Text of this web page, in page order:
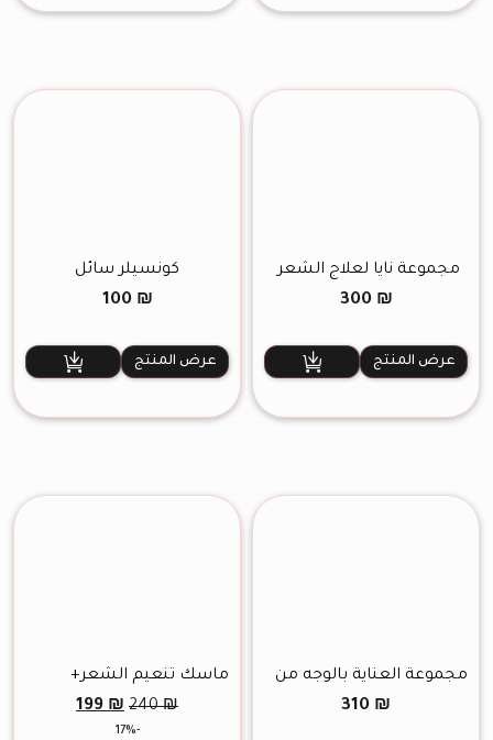
مجموعة نايا لعلاج الشعر
300 ₪
عرض المنتج
كونسيلر سائل
100 ₪
عرض المنتج
مجموعة العناية بالوجه من
310 ₪
ماسك تنعيم الشعر+
شامبو 1 ليتر
240₪
السعر
الأصلي
199₪
السعر
-17%